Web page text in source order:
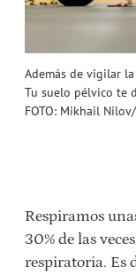
Además de vigilar
Tu suelo pélvico te
FOTO: Mikhail
Respiramos
30% de las
respiratoria. Es